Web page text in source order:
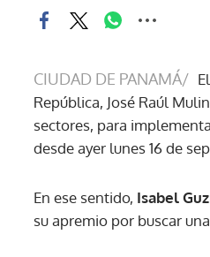
CIUDAD DE PANAMÁ/ El
República, José Raúl
sectores, para
desde ayer lunes 16 de
En ese sentido, Isabel
su apremio por buscar